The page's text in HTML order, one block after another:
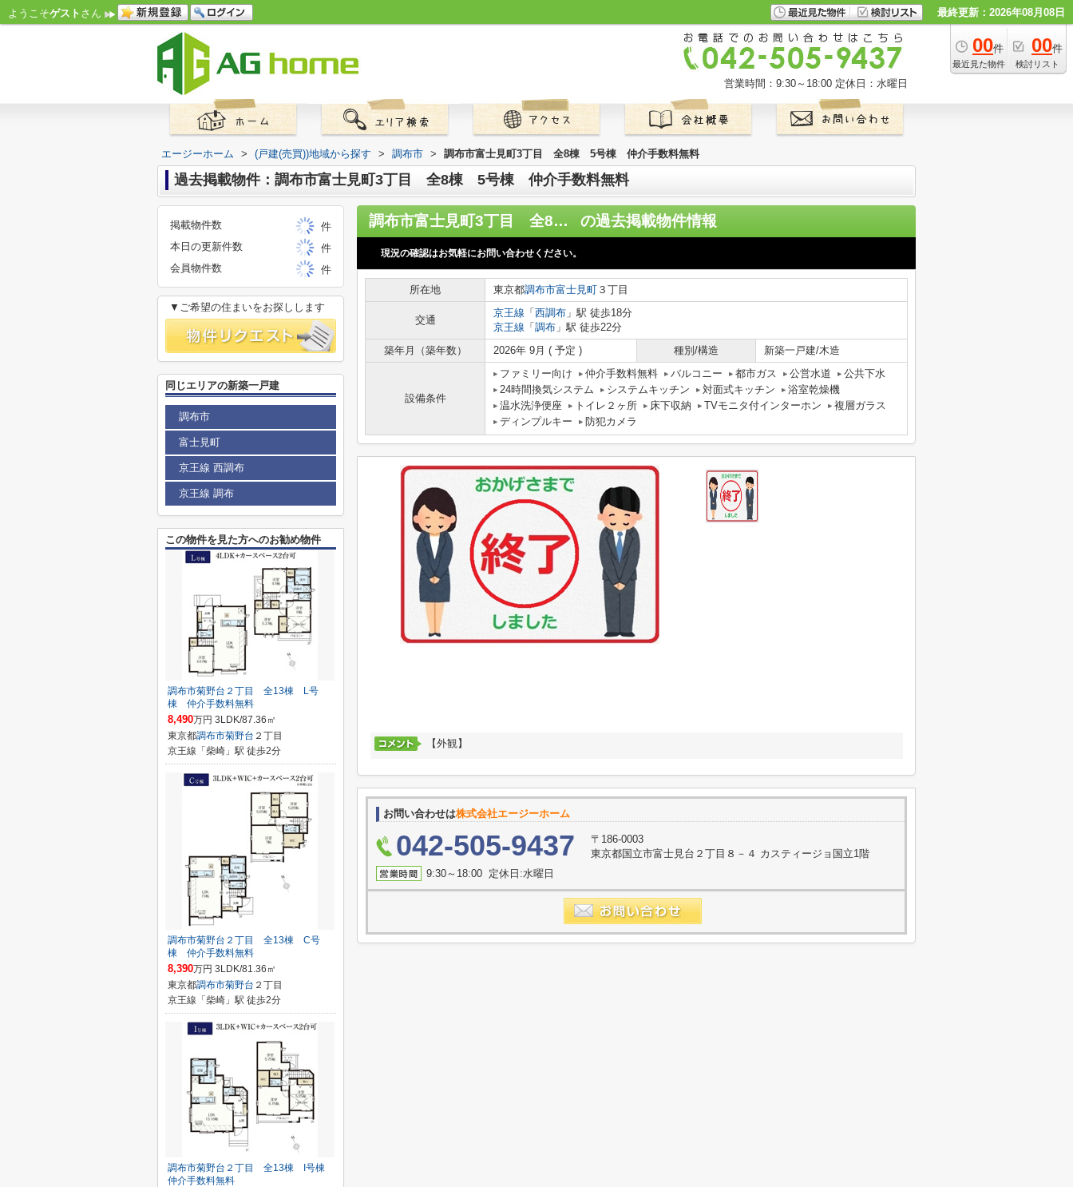
ようこそゲスト さん 最終更新：2026年08月08日
00件
最近見た物件
00件
検討リスト
営業時間：9:30～18:00 定休日：水曜日
エージーホーム > (戸建(売買))地域から探す > 調布市 > 調布市富士見町3丁目 全8棟 5号棟 仲介手数料無料
過去掲載物件：調布市富士見町3丁目 全8棟 5号棟 仲介手数料無料
調布市富士見町3丁目 全8棟 5号棟 仲介手数料無料 の過去掲載物件情報
現況の確認はお気軽にお問い合わせください。
所在地 東京都調布市富士見町 ３丁目
交通
京王線 「 西調布 」駅 徒歩18分
京王線 「 調布 」駅 徒歩22分
築年月（築年数）
2026年 9月 ( 予定 ) 種別/構造 新築一戸建/木造
設備条件
ファミリー向け 仲介手数料無料 バルコニー 都市ガス 公営水道
公共下水
24時間換気システム
システムキッチン 対面式キッチン
浴室乾燥機
温水洗浄便座
トイレ２ヶ所 床下収納 TVモニタ付インターホン
複層ガラス
ディンプルキー
防犯カメラ
【外観】
お問い合わせは株式会社エージーホーム
042-505-9437
〒186-0003
東京都国立市富士見台２丁目８－４ カスティージョ国立1階
9:30～18:00 定休日:水曜日
掲載物件数
件
本日の更新件数
件
会員物件数
件
▼ご希望の住まいをお探しします
同じエリアの新築一戸建
調布市
富士見町
京王線 西調布
京王線 調布
この物件を見た方へのお勧め物件
調布市菊野台２丁目 全13棟 L号
棟 仲介手数料無料
8,490万円 3LDK/87.36㎡
東京都調布市菊野台 ２丁目
京王線「柴崎」駅 徒歩2分
調布市菊野台２丁目 全13棟 C号
棟 仲介手数料無料
8,390万円 3LDK/81.36㎡
東京都調布市菊野台 ２丁目
京王線「柴崎」駅 徒歩2分
調布市菊野台２丁目 全13棟 I号棟
仲介手数料無料